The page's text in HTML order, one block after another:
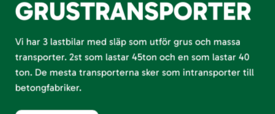
GRUSTRANSPORTER
Vi har 3 lastbilar med släp som utför grus och massa
transporter. 2st som lastar 45ton och en som lastar 40
ton. De mesta transporterna sker som intransporter till
betongfabriker.